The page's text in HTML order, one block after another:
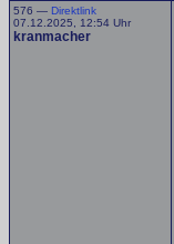
576 — Direktlink
07.12.2025, 12:54 Uhr
kranmacher